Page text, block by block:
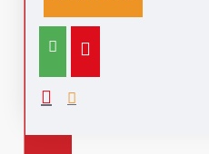
Выезд к заказчику